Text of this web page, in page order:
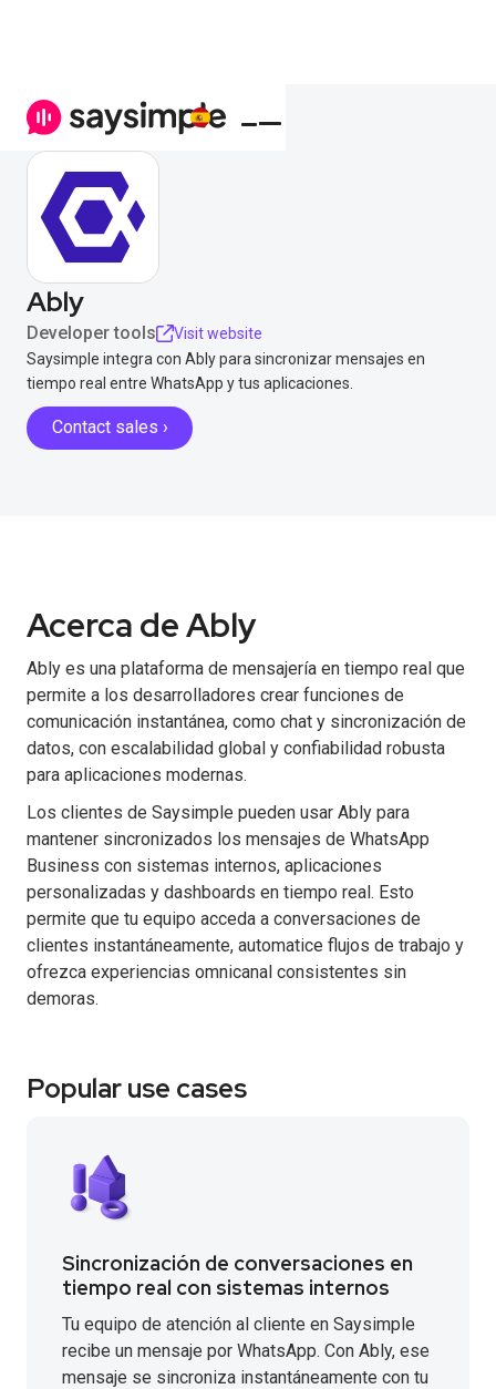
Ably
Developer tools
Visit website
Saysimple integra con Ably para sincronizar mensajes en
tiempo real entre WhatsApp y tus aplicaciones.
Contact sales ›
Acerca de Ably
Ably es una plataforma de mensajería en tiempo real que
permite a los desarrolladores crear funciones de
comunicación instantánea, como chat y sincronización de
datos, con escalabilidad global y confiabilidad robusta
para aplicaciones modernas.
Los clientes de Saysimple pueden usar Ably para
mantener sincronizados los mensajes de WhatsApp
Business con sistemas internos, aplicaciones
personalizadas y dashboards en tiempo real. Esto
permite que tu equipo acceda a conversaciones de
clientes instantáneamente, automatice flujos de trabajo y
ofrezca experiencias omnicanal consistentes sin
demoras.
Popular use cases
Sincronización de conversaciones en
tiempo real con sistemas internos
Tu equipo de atención al cliente en Saysimple
recibe un mensaje por WhatsApp. Con Ably, ese
mensaje se sincroniza instantáneamente con tu